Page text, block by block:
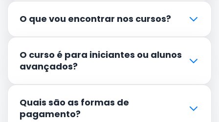
O que vou encontrar nos cursos?
O curso é para iniciantes ou alunos
avançados?
Quais são as formas de
pagamento?